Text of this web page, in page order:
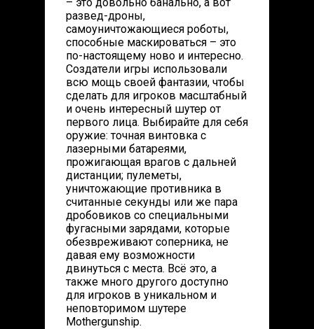
развед-дроны,
самоуничтожающиеся роботы,
способные маскироваться – это
по-настоящему ново и интересно.
Создатели игры использовали
всю мощь своей фантазии, чтобы
сделать для игроков масштабный
и очень интересный шутер от
первого лица. Выбирайте для себя
оружие: точная винтовка с
лазерными батареями,
прожигающая врагов с дальней
дистанции; пулеметы,
уничтожающие противника в
считанные секунды или же пара
дробовиков со специальными
фугасными зарядами, которые
обезвреживают соперника, не
давая ему возможности
двинуться с места. Всё это, а
также много другого доступно
для игроков в уникальном и
неповторимом шутере
Mothergunship.